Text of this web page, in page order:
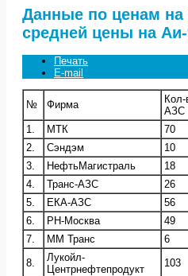
Данные по ценам на
средней цены на
Печать
E-mail
№ Фирма
Кол-
АЗС
1.
МТК 70
2.
Сэндэм 10
3.
НефтьМагистраль 18
4.
Транс-АЗС 26
5.
ЕКА-АЗС 56
6.
РН-Москва 49
7.
ММ Транс 6
8.
Лукойл-
Центрнефтепродукт
103